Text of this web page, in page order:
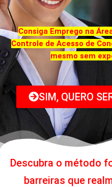
Consiga Emprego na
Controle de Acesso de
mesmo sem
SIM, QUERO
Descubra o método
barreiras que